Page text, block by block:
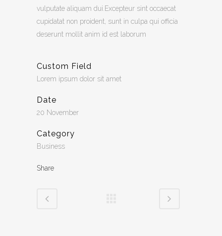
vulputate aliquam dui.Excepteur sint occaecat
cupidatat non proident, sunt in culpa qui officia
deserunt mollit anim id est laborum
Custom Field
Lorem ipsum dolor sit amet
Date
20 November
Category
Business
Share